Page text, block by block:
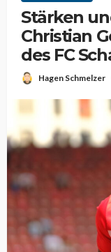
Stärken
Christian
des FC
Hagen Schmelzer